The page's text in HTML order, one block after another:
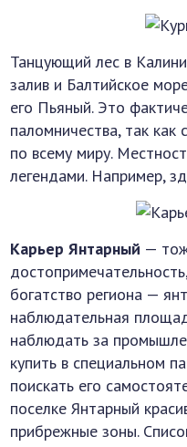
Танцующий лес в
залив и Балтийское
его Пьяный. Это
паломничества, так как
по всему миру.
легендами. Например,
Карьер Янтарный —
богатство региона —
наблюдательная
наблюдать за
купить в специальном
поискать его
поселке Янтарный
прибрежные зоны.